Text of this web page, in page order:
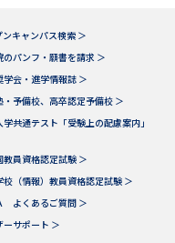
ンキャンパス検索 ＞
のパンフ・願書を請求 ＞
学会・進学情報誌 ＞
・予備校、高卒認定予備校 ＞
学共通テスト「受験上の配慮案内」
教員資格認定試験 ＞
校（情報）教員資格認定試験 ＞
よくあるご質問 ＞
ーサポート ＞